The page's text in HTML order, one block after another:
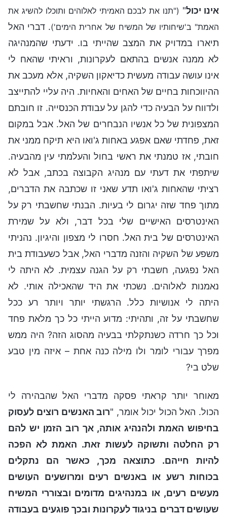
אינו יכול" ("תנו את לבכם האמיתי לאלוהים ותוכלו להשיג את
האמת" ב'שיחותיו של המשיח של אחרית הימים'). דברי האל
תיארו במדויק את המצב שהייתי בו. ידעתי שהמנהיגה
לא ממנה אנשים בהתאם לעקרונות, וראיתי שהאח לי
אינו עושה עבודה מעשית כדיאקון השקיה, אלא מעכב את
ההיווכחות בחיים של האחים והאחיות. היה עליי להתייצב
ולדווח על הבעיה כדי להגן על עבודת הכנסייה. זו חובתם
המצפונית של כל אנשיו הנבחרים של האל. אבל במקום
זאת, פחדתי שאם אפגע באחות ג'ואו היא תיקח ממני את
חובתי, אז טמנתי את ראשי בחול והעלמתי עין מהבעיה.
שיתפתי את דעתי עם מנהיג הקבוצה בכתב, אבל לא
רציתי שהאחות ג'ואו תדע שאני זו שכתבה את הדברים,
מתוך פחד שזה יגרום לי בעיות. הבנתי שחשבתי רק על
האינטרסים האישיים שלי בכל דבר, ולא על שמירת
האינטרסים של בית האל. חסרו לי מצפון והיגיון. נהניתי
משפע של השקיה והזנה מדברי האל, אבל כשעבודת בית
האל נפגעה, חשבתי רק על הגנה עצמית. לא היתה לי
נאמנות לאלוהים. נשכתי את היד שהאכילה אותי. לא
היתה לי אנושיות כלל. הרגשתי יותר ויותר רע ככל
שחשבתי על זה, ותהיתי: מדוע הייתי כל כך מלאת פחד
וכל כך חרדה כשנתקלתי בבעיה מהסוג הזה? היה ממש
מפרך עבורי לומר ולו מילה כנה אחת – איזה מין טבע
שלט בי?
מאוחר יותר קראתי פסקה מדברי האל שהבהירה לי
הכול. האל הכול יכול אומר, "רוב האנשים רוצים לעסוק
בחיפוש האמת ולהנהיג אותה, אך רוב הזמן יש להם
רק החלטה ותשוקה לעשות זאת. האמת לא הפכה
להיות חייהם. כתוצאה מכך, כאשר הם נתקלים
בכוחות רשע או באנשים רעים ומרושעים העושים
מעשים רעים, או במנהיגים מדומים ובצוררי המשיח
שעושים דברים בניגוד לעקרונות ובכך פוגעים בעבודה